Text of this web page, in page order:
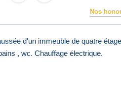
Nos
d'un immeuble de quatre
, wc. Chauffage électrique.